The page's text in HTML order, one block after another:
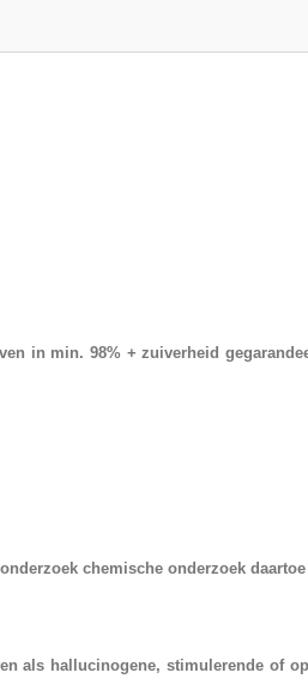
in min. 98% + zuiverheid
chemische onderzoek
als hallucinogene, stimulerende of